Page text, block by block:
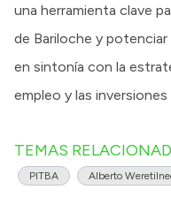
una herramienta clave
de Bariloche y
en sintonía con la
empleo y las inversiones
TEMAS
PITBA Alberto